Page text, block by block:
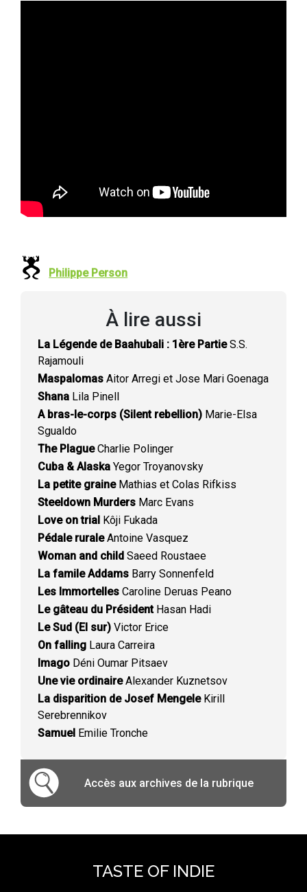
Philippe Person
À lire aussi
La Légende de Baahubali : 1ère PartieS.S.
Rajamouli
Maspalomas Aitor Arregi et Jose Mari Goenaga
Shana Lila Pinell
A bras-le-corps (Silent rebellion) Marie-Elsa
Sgualdo
The PlagueCharlie Polinger
Cuba & Alaska Yegor Troyanovsky
La petite graineMathias et Colas Rifkiss
Steeldown Murders Marc Evans
Love on trial Kôji Fukada
Pédale ruraleAntoine Vasquez
Woman and child Saeed Roustaee
La famile Addams Barry Sonnenfeld
Les Immortelles Caroline Deruas Peano
Le gâteau du PrésidentHasan Hadi
Le Sud (El sur) Victor Erice
On falling Laura Carreira
Imago Déni Oumar Pitsaev
Une vie ordinaireAlexander Kuznetsov
La disparition de Josef MengeleKirill
Serebrennikov
Samuel Emilie Tronche
Accès aux archives de la rubrique
TASTE OF INDIE